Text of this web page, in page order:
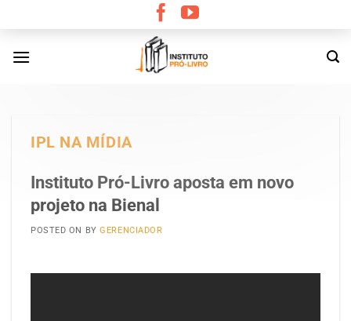
content
IPL NA MÍDIA
Instituto Pró-Livro aposta em novo
projeto na Bienal
POSTED ON BYGERENCIADOR